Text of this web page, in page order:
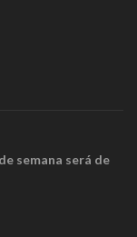
semana será de